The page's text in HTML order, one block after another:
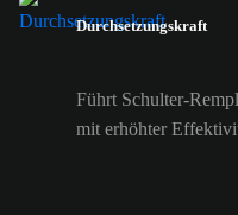
Durchsetzungskraft
Führt Schulter-
mit erhöhter